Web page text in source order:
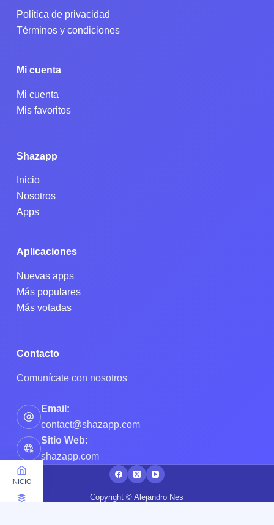
Política de privacidad
Términos y condiciones
Mi cuenta
Mi cuenta
Mis favoritos
Shazapp
Inicio
Nosotros
Apps
Aplicaciones
Nuevas apps
Más populares
Más votadas
Contacto
Comunícate con nosotros
Email:
contact@shazapp.com
Sitio Web:
shazapp.com
Copyright © Alejandro Nes
INICIO